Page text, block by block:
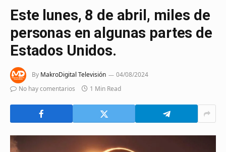
Este lunes, 8 de abril, miles de
personas en algunas partes de
Estados Unidos.
By MakroDigital Televisión
04/08/2024
No hay comentarios
1 Min Read